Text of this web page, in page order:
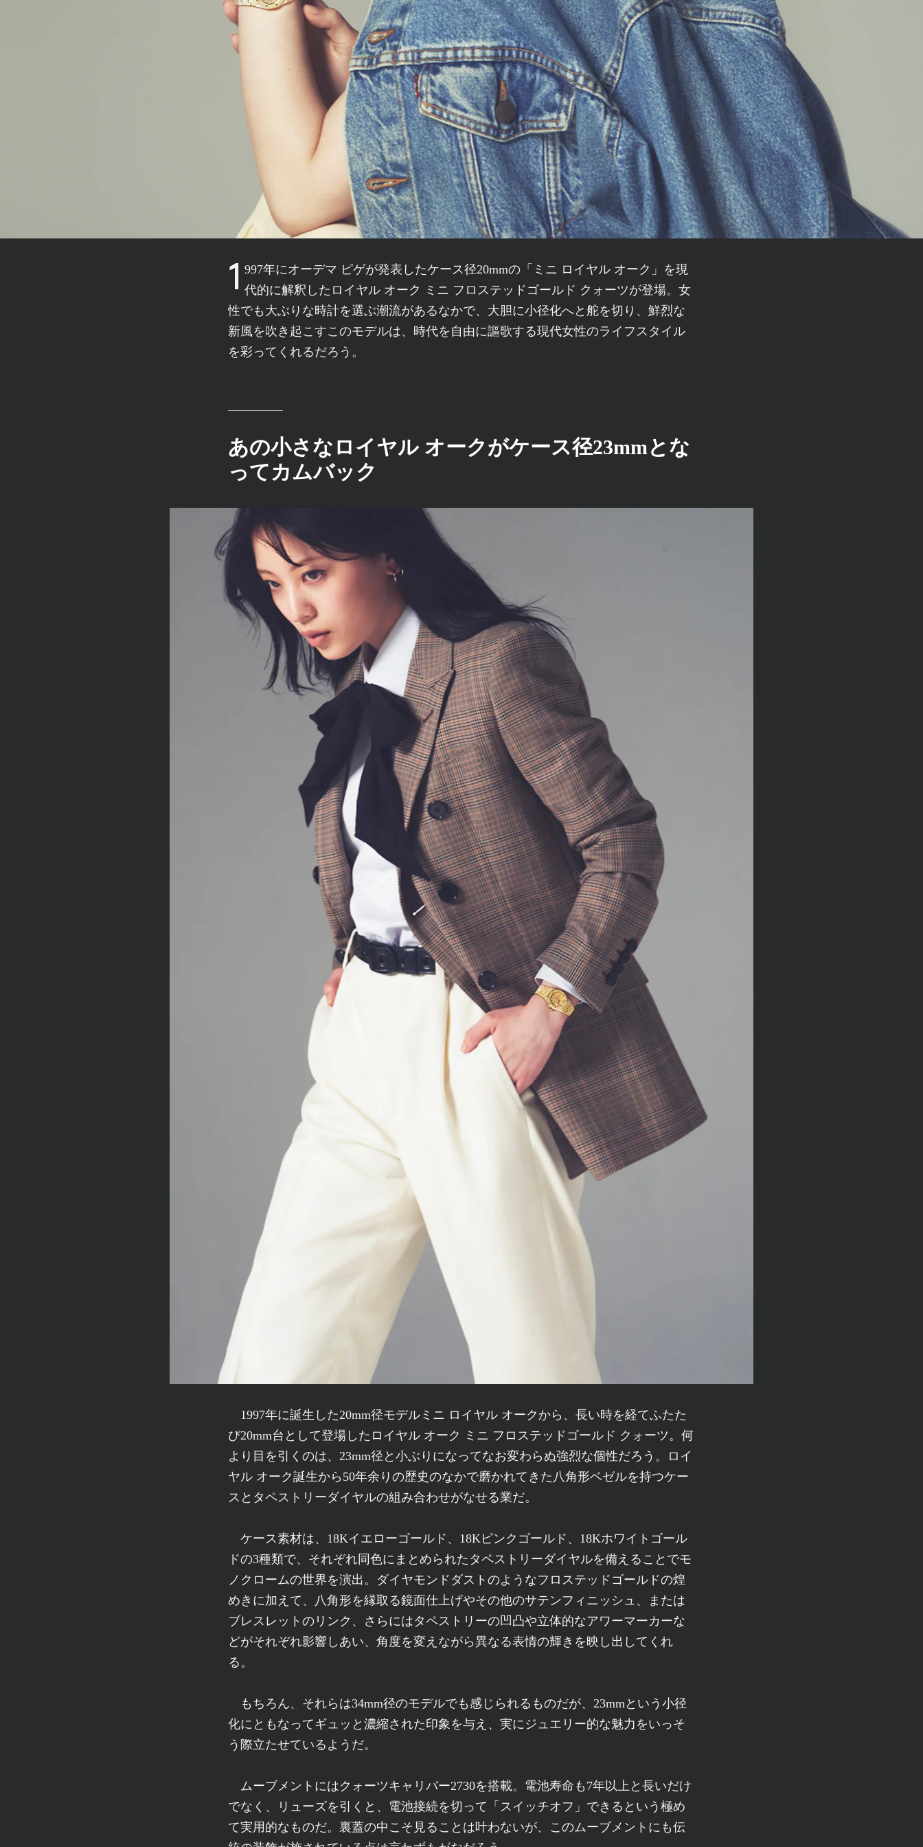
1997年にオーデマ ピゲが発表したケース径20mmの「ミニ ロイヤル オーク」を現 代的に解釈したロイヤル オーク ミニ フロステッドゴールド クォーツが登場。女
性でも大ぶりな時計を選ぶ潮流があるなかで、大胆に小径化へと舵を切り、鮮烈な
新風を吹き起こすこのモデルは、時代を自由に謳歌する現代女性のライフスタイル
を彩ってくれるだろう。
あの小さなロイヤル オークがケース径23mmとな
ってカムバック
1997年に誕生した20mm径モデルミニ ロイヤル オークから、長い時を経てふたた
び20mm台として登場したロイヤル オーク ミニ フロステッドゴールド クォーツ。何
より目を引くのは、23mm径と小ぶりになってなお変わらぬ強烈な個性だろう。ロイ
ヤル オーク誕生から50年余りの歴史のなかで磨かれてきた八角形ベゼルを持つケー
スとタペストリーダイヤルの組み合わせがなせる業だ。
ケース素材は、18Kイエローゴールド、18Kピンクゴールド、18Kホワイトゴール
ドの3種類で、それぞれ同色にまとめられたタペストリーダイヤルを備えることでモ
ノクロームの世界を演出。ダイヤモンドダストのようなフロステッドゴールドの煌
めきに加えて、八角形を縁取る鏡面仕上げやその他のサテンフィニッシュ、または
ブレスレットのリンク、さらにはタペストリーの凹凸や立体的なアワーマーカーな
どがそれぞれ影響しあい、角度を変えながら異なる表情の輝きを映し出してくれ
る。
もちろん、それらは34mm径のモデルでも感じられるものだが、23mmという小径
化にともなってギュッと濃縮された印象を与え、実にジュエリー的な魅力をいっそ
う際立たせているようだ。
ムーブメントにはクォーツキャリバー2730を搭載。電池寿命も7年以上と長いだけ
でなく、リューズを引くと、電池接続を切って「スイッチオフ」できるという極め
て実用的なものだ。裏蓋の中こそ見ることは叶わないが、このムーブメントにも伝